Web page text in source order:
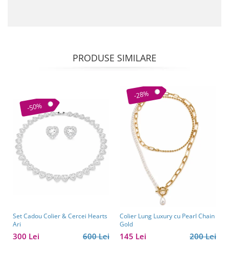
PRODUSE SIMILARE
-50%
Set Cadou Colier & Cercei Hearts
Ari
600 Lei
300 Lei
-28%
Colier Lung Luxury cu Pearl Chain
Gold
200 Lei
145 Lei